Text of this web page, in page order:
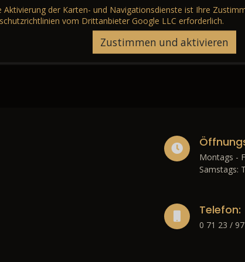
Aktivierung der Karten- und Navigationsdienste ist Ihre
vom Drittanbieter Google LLC erforderlich.
Zustimmen und aktivieren
Montags -
Samstags:
Telefon:
0 71 23 /